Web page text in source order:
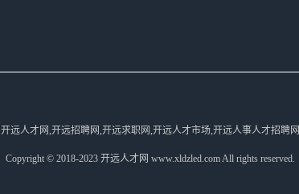
开远人才网,开远招聘网,开远求职网,开远人才市场,开远人事人才招聘网
Copyright © 2018-2023 开远人才网 www.xldzled.com All rights reserved.